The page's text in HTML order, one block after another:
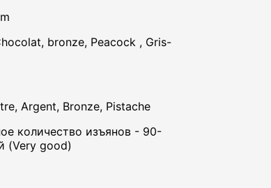
Argent, Bronze, Pistache
(Very good)